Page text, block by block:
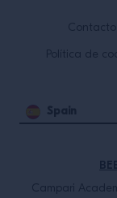
Contacto
Política de
Spain
Campari